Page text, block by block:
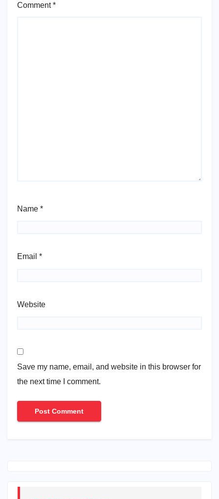
Comment*
Name *
Email *
Website
Save my name, email, and website in this browser for
the next time I comment.